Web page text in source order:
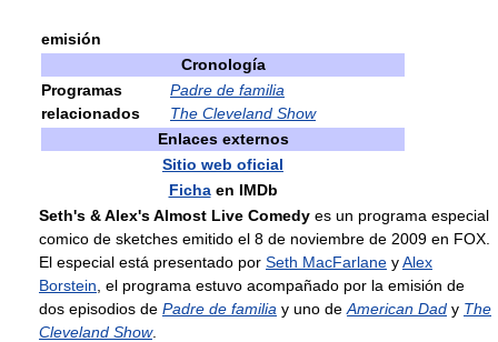
emisión
Cronología
Programas
relacionados
Padre de familia
The Cleveland Show
Enlaces externos
Sitio web oficial
Fichaen IMDb
Seth's & Alex's Almost Live Comedy es un programa especial
comico de sketches emitido el 8 de noviembre de 2009 en FOX.
El especial está presentado por Seth MacFarlane yAlex
Borstein , el programa estuvo acompañado por la emisión de
dos episodios de Padre de familia y uno de American Dad y The
Cleveland Show.